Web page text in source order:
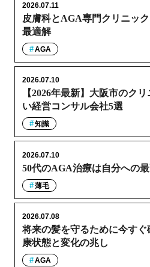
皮膚科とAGA専門クリニッ
最適解
2026.07.11
AGA
【2026年最新】大阪市のク
い経営コンサル会社5選
2026.07.10
知識
50代のAGA治療は自分への
2026.07.10
薄毛
将来の髪を守るために今す
康状態と変化の兆し
2026.07.08
AGA